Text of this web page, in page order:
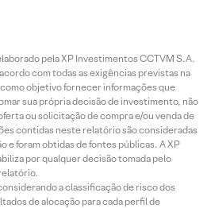
pela XP Investimentos CCTVM S.A.
com todas as exigências previstas na
objetivo fornecer informações que
sua própria decisão de investimento, não
ou solicitação de compra e/ou venda de
contidas neste relatório são consideradas
e foram obtidas de fontes públicas. A XP
por qualquer decisão tomada pelo
a classificação de risco dos
de alocação para cada perfil de